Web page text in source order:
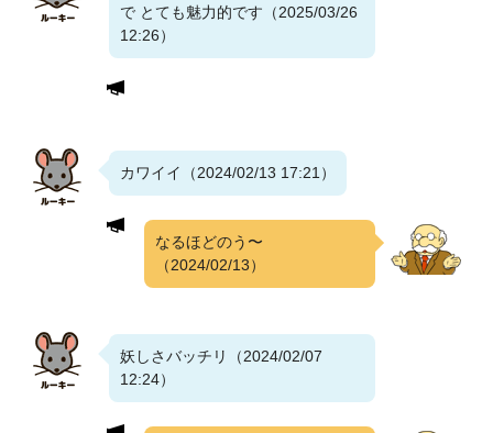
で とても魅力的です（2025/03/26
12:26）
カワイイ（2024/02/13 17:21）
なるほどのう〜
（2024/02/13）
妖しさバッチリ（2024/02/07
12:24）